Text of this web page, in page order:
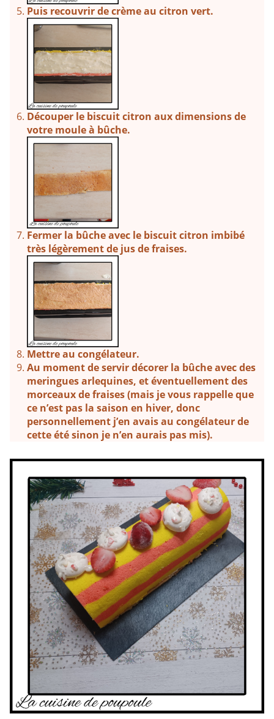
Puis recouvrir de crème au citron vert.
Découper le biscuit citron aux dimensions de
votre moule à bûche.
Fermer la bûche avec le biscuit citron imbibé
très légèrement de jus de fraises.
Mettre au congélateur.
Au moment de servir décorer la bûche avec des
meringues arlequines, et éventuellement des
morceaux de fraises (mais je vous rappelle que
ce n’est pas la saison en hiver, donc
personnellement j’en avais au congélateur de
cette été sinon je n’en aurais pas mis).